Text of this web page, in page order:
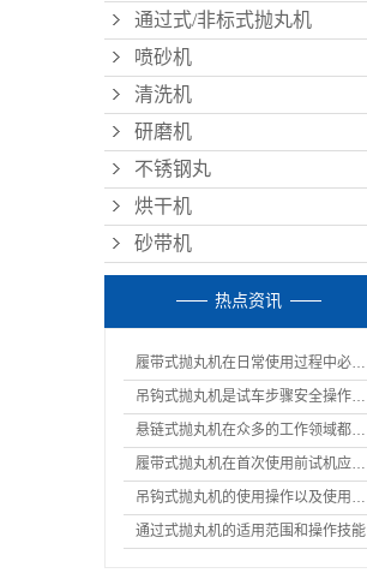
通过式/非标式抛丸机
喷砂机
清洗机
研磨机
不锈钢丸
烘干机
砂带机
热点资讯
履带式抛丸机在日常使用过程中必须的注意事项
吊钩式抛丸机是试车步骤安全操作规程
悬链式抛丸机在众多的工作领域都有着重要的作用
履带式抛丸机在首次使用前试机应该如何调试呢
吊钩式抛丸机的使用操作以及使用通知
通过式抛丸机的适用范围和操作技能